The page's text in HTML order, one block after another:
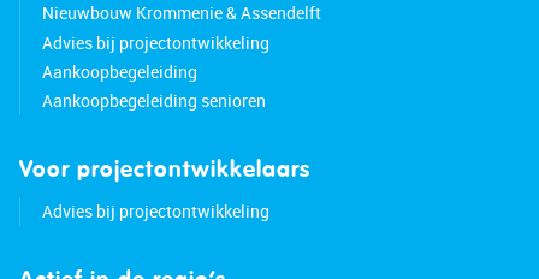
Nieuwbouw Krommenie & Assendelft
Advies bij projectontwikkeling
Aankoopbegeleiding
Aankoopbegeleiding senioren
Voor projectontwikkelaars
Advies bij projectontwikkeling